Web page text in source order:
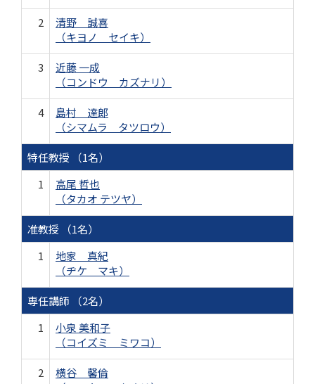
2
清野 誠喜
（キヨノ セイキ）
3
近藤 一成
（コンドウ カズナリ）
4
島村 達郎
（シマムラ タツロウ）
特任教授 （1名）
1
高尾 哲也
（タカオ テツヤ）
准教授 （1名）
1
地家 真紀
（ヂケ マキ）
専任講師 （2名）
1
小泉 美和子
（コイズミ ミワコ）
2
横谷 馨倫